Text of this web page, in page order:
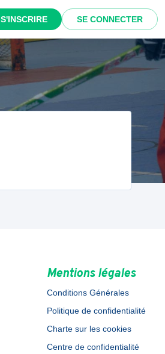
S'INSCRIRE SE CONNECTER
Mentions légales
Conditions Générales
Politique de confidentialité
Charte sur les cookies
Centre de confidentialité